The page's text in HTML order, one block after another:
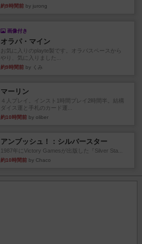
約9時間前 by jurong
画像付き
オラパ・マイン
お気に入りのplayte製です。オラパスペースから
やり、気に入りました...
約9時間前 by くみ
マーリン
４人プレイ。インスト1時間プレイ2時間半。結構
ダイス運と手札のカード運...
約10時間前 by oliber
アンブッシュ！：シルバースター
1987年にVictory Gamesが出版した『Silver Sta...
約10時間前 by Chaco